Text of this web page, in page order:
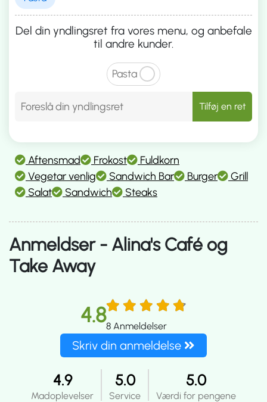
Del din yndlingsret fra vores menu, og anbefale
til andre kunder.
Pasta
Tilføj en ret
Aftensmad Frokost
Fuldkorn
Vegetar venlig
Sandwich Bar Burger
Grill
Salat
Sandwich Steaks
Anmeldser - Alina's Café og
Take Away
4.88 Anmeldelser
Skriv din anmeldelse
4.9
Madoplevelser
5.0
Service
5.0
Værdi for pengene